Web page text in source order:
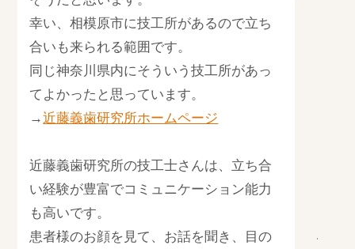
幸い、相模原市に技工所があるので立ち
合いも来られる範囲です。
同じ神奈川県内にそういう技工所があっ
てよかったと思っています。
→近藤義歯研究所ホームページ
近藤義歯研究所の技工士さんは、立ち合
い経験が豊富でコミュニケーション能力
も高いです。
患者様のお顔を見て、お話を聞き、目の